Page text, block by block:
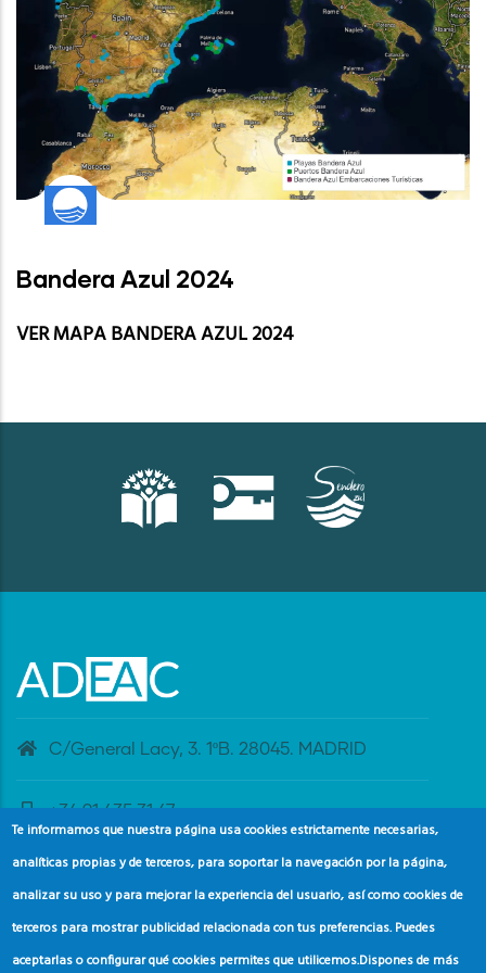
Bandera Azul 2024
VER MAPA BANDERA AZUL 2024
C/General Lacy, 3. 1ºB. 28045. MADRID
+34 91 435 31 47
banderaazul@adeac.es
Te informamos que nuestra página usa cookies estrictamente necesarias,
analíticas propias y de terceros, para soportar la navegación por la página,
analizar su uso y para mejorar la experiencia del usuario, así como cookies de
terceros para mostrar publicidad relacionada con tus preferencias. Puedes
aceptarlas o configurar qué cookies permites que utilicemos.Dispones de más